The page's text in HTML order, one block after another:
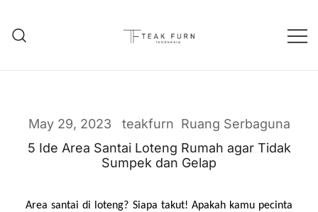
May 29, 2023 teakfurn Ruang Serbaguna
5 Ide Area Santai Loteng Rumah agar Tidak
Sumpek dan Gelap
Area santai di loteng? Siapa takut! Apakah kamu pecinta